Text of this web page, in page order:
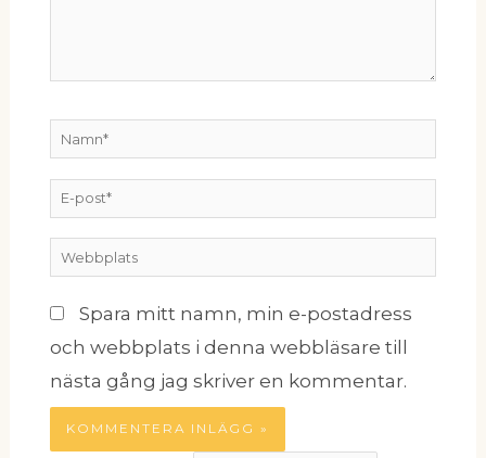
Namn*
E-
Webbplats
Spara mitt namn, min e-postadress
och webbplats i denna webbläsare till
nästa gång jag skriver en kommentar.